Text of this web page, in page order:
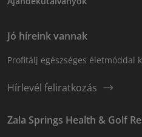
Jó híreink vannak
Profitálj egészséges életmóddal
Hírlevél feliratkozás
Zala Springs Health & Golf